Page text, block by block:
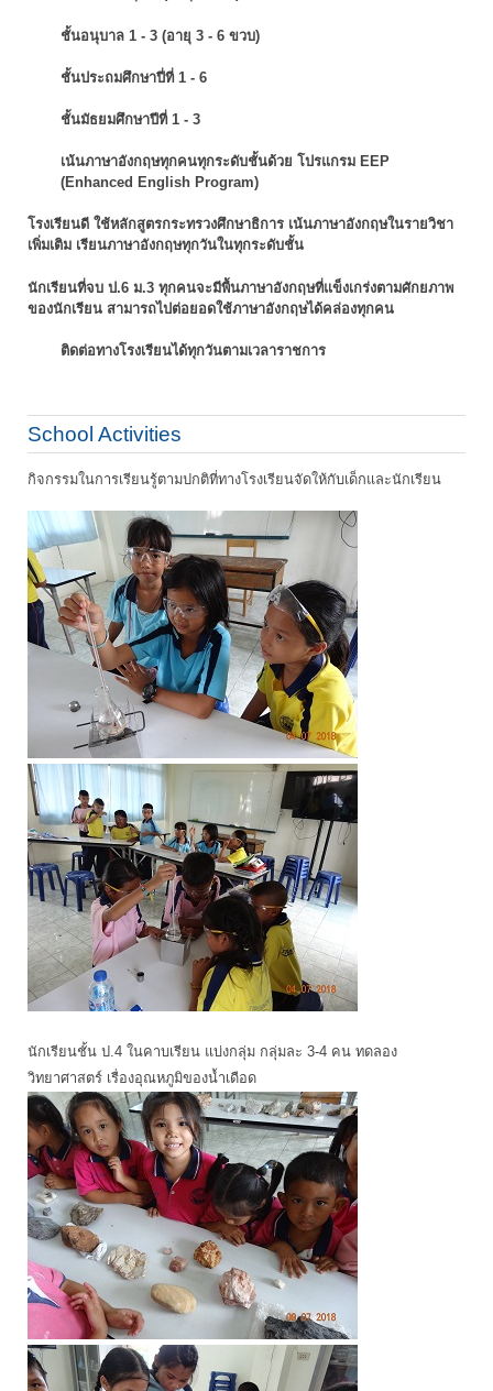
ชั้นอนุบาล 1 - 3 (อายุ 3 - 6 ขวบ)
ชั้นประถมศึกษาปี่ที่ 1 - 6
ชั้นมัธยมศึกษาปีที่ 1 - 3
เน้นภาษาอังกฤษทุกคนทุกระดับชั้นด้วย โปรแกรม EEP
(Enhanced English Program)
โรงเรียนดี ใช้หลักสูตรกระทรวงศึกษาธิการ เน้นภาษาอังกฤษในรายวิชา
เพิ่มเติม เรียนภาษาอังกฤษทุกวันในทุกระดับชั้น
นักเรียนที่จบ ป.6 ม.3 ทุกคนจะมีพื้นภาษาอังกฤษที่แข็งเกร่งตามศักยภาพ
ของนักเรียน สามารถไปต่อยอดใช้ภาษาอังกฤษได้คล่องทุกคน
ติดต่อทางโรงเรียนได้ทุกวันตามเวลาราชการ
School Activities
กิจกรรมในการเรียนรู้ตามปกติที่ทางโรงเรียนจัดให้กับเด็กและนักเรียน
นักเรียนชั้น ป.4 ในคาบเรียน แบ่งกลุ่ม กลุ่มละ 3-4 คน ทดลอง
วิทยาศาสตร์ เรื่องอุณหภูมิของน้ำเดือด